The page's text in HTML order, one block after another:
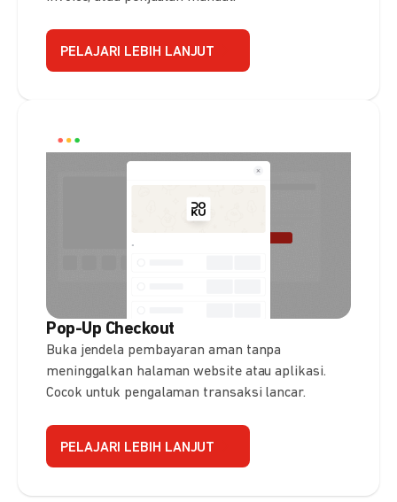
PELAJARI LEBIH LANJUT
Pop-Up Checkout
Buka jendela pembayaran aman tanpa
meninggalkan halaman website atau aplikasi.
Cocok untuk pengalaman transaksi lancar.
PELAJARI LEBIH LANJUT